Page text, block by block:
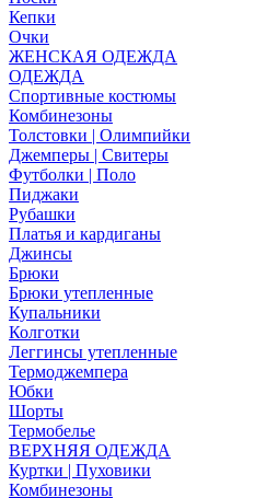
Кепки
Очки
ЖЕНСКАЯ ОДЕЖДА
ОДЕЖДА
Спортивные костюмы
Комбинезоны
Толстовки | Олимпийки
Джемперы | Свитеры
Футболки | Поло
Пиджаки
Рубашки
Платья и кардиганы
Джинсы
Брюки
Брюки утепленные
Купальники
Колготки
Леггинсы утепленные
Термоджемпера
Юбки
Шорты
Термобелье
ВЕРХНЯЯ ОДЕЖДА
Куртки | Пуховики
Комбинезоны